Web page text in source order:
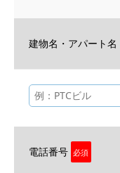
建物名・アパート名
電話番号 必須